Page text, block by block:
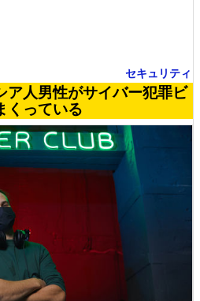
セキュリティ
ア人男性がサイバー犯罪ビ
くっている